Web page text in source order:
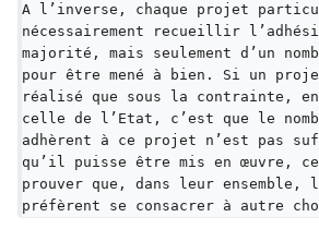
A l’inverse, chaque projet
nécessairement recueillir
majorité, mais seulement d’un
pour être mené à bien. Si un
réalisé que sous la contrainte,
celle de l’Etat, c’est que le
adhèrent à ce projet n’est pas
qu’il puisse être mis en œuvre,
prouver que, dans leur ensemble,
préfèrent se consacrer à autre